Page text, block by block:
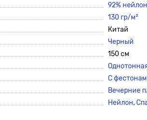
92%
130 гр/м²
Китай
Черный
150 см
С
Вечерние
Нейлон,